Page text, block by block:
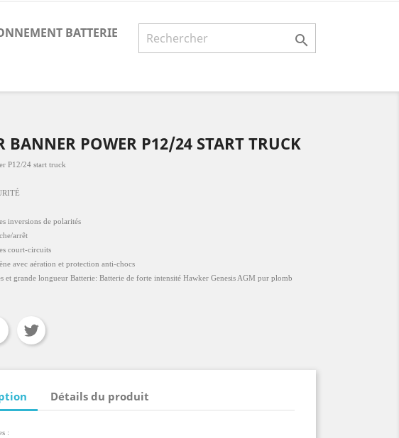
BATTERIE 
BANNER POWER P12/24 START TRUCK
P12/24 start truck
inversions de polarités
arrêt
court-circuits
avec aération et protection anti-chocs
et grande longueur Batterie: Batterie de forte intensité Hawker Genesis AGM pur plomb
Détails du produit
: